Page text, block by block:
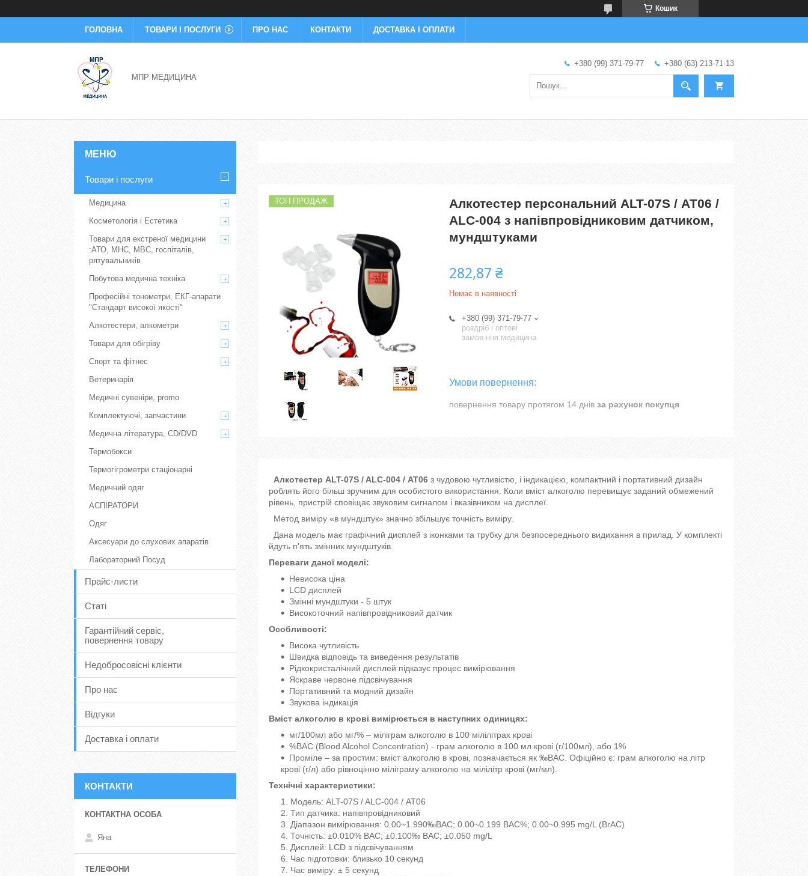
Кошик
ГОЛОВНА ТОВАРИ І ПОСЛУГИ ПРО НАС КОНТАКТИ ДОСТАВКА І ОПЛАТИ
МПР МЕДИЦИНА
+380 (99) 371-79-77 +380 (63) 213-71-13
ТОП ПРОДАЖ
Алкотестер персональний ALT-07S / АТ06 /
ALC-004 з напівпровідниковим датчиком,
мундштуками
282,87 ₴
Немає в наявності
+380 (99) 371-79-77
роздріб і оптові
замов-ння медицина
повернення товару протягом 14 днів за рахунок покупця
Алкотестер ALT-07S / ALC-004 / АТ06 з чудовою чутливістю, і індикацією, компактний і портативний дизайн
роблять його більш зручним для особистого використання. Коли вміст алкоголю перевищує заданий обмежений
рівень, пристрій сповіщає звуковим сигналом і вказівником на дисплеї.
Метод виміру «в мундштук» значно збільшує точність виміру.
Дана модель має графічний дисплей з іконками та трубку для безпосереднього видихання в прилад. У комплекті
йдуть п'ять змінних мундштуків.
Переваги даної моделі:
Невисока ціна
LCD дисплей
Змінні мундштуки - 5 штук
Високоточний напівпровідниковий датчик
Особливості:
Висока чутливість
Швидка відповідь та виведення результатів
Рідкокристалічний дисплей підказує процес вимірювання
Яскраве червоне підсвічування
Портативний та модний дизайн
Звукова індикація
Вміст алкоголю в крові вимірюється в наступних одиницях:
мг/100мл або мг/% – міліграм алкоголю в 100 мілілітрах крові
%ВАС (Blood Alcohol Concentration) - грам алкоголю в 100 мл крові (г/100мл), або 1%
Проміле – за простим: вміст алкоголю в крові, позначається як ‰ВАС. Офіційно є: грам алкоголю на літр
крові (г/л) або рівноцінно міліграму алкоголю на мілілітр крові (мг/мл).
Технічні характеристики:
Модель: ALT-07S / ALC-004 / АТ06
Тип датчика: напівпровідниковий
Діапазон вимірювання: 0.00~1.990‰BAC; 0.00~0.199 BAC%; 0.00~0.995 mg/L (BrAC)
Точність: ±0.010% BAC; ±0.100‰ BAC; ±0.050 mg/L
Дисплей: LCD з підсвічуванням
Час підготовки: близько 10 секунд
Час виміру: ± 5 секунд
Товари і послуги
Медицина
Косметологія і Естетика
Товари для екстреної медицини
:АТО, МНС, МВС, госпіталів,
рятувальників
Побутова медична техніка
Професійні тонометри, ЕКГ-апарати
"Стандарт високої якості"
Алкотестери, алкометри
Товари для обігріву
Спорт та фітнес
Ветеринарія
Медичні сувеніри, promo
Комплектуючі, запчастини
Медична література, CD/DVD
Термобокси
Термогігрометри стаціонарні
Медичний одяг
АСПІРАТОРИ
Одяг
Аксесуари до слухових апаратів
Лабораторний Посуд
Прайс-листи
Статі
Гарантійний сервіс,
повернення товару
Недобросовісні клієнти
Про нас
Відгуки
Доставка і оплати
КОНТАКТИ
Яна